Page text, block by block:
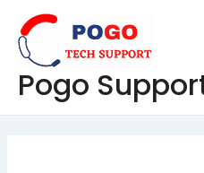
content
Pogo